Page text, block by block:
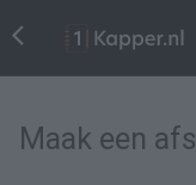
Maak een